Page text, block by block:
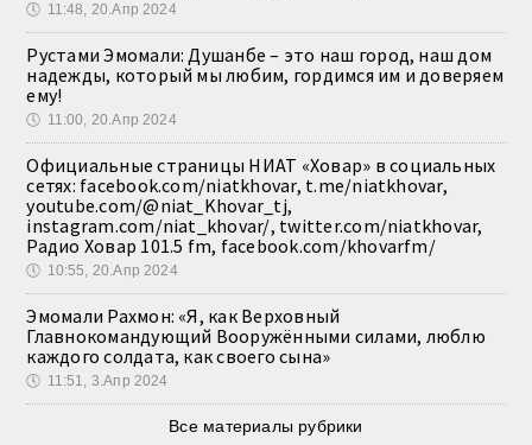
🕔 11:48, 20.Апр 2024
Рустами Эмомали: Душанбе – это наш город, наш дом
надежды, который мы любим, гордимся им и доверяем
ему!
🕔 11:00, 20.Апр 2024
Официальные страницы НИАТ «Ховар» в социальных
сетях: facebook.com/niatkhovar, t.me/niatkhovar,
youtube.com/@niat_Khovar_tj,
instagram.com/niat_khovar/, twitter.com/niatkhovar,
Радио Ховар 101.5 fm, facebook.com/khovarfm/
🕔 10:55, 20.Апр 2024
Эмомали Рахмон: «Я, как Верховный
Главнокомандующий Вооружёнными силами, люблю
каждого солдата, как своего сына»
🕔 11:51, 3.Апр 2024
Все материалы рубрики